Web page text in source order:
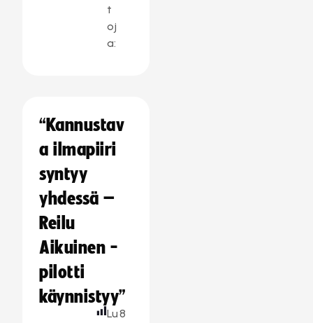
t
oj
a:
“Kannustav
a ilmapiiri
syntyy
yhdessä –
Reilu
Aikuinen -
pilotti
käynnistyy”
Lu8